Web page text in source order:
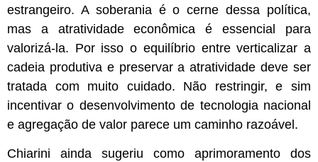
estrangeiro. A soberania é o cerne dessa política,
mas a atratividade econômica é essencial para
valorizá-la. Por isso o equilíbrio entre verticalizar a
cadeia produtiva e preservar a atratividade deve ser
tratada com muito cuidado. Não restringir, e sim
incentivar o desenvolvimento de tecnologia nacional
e agregação de valor parece um caminho razoável.
Chiarini ainda sugeriu como aprimoramento dos